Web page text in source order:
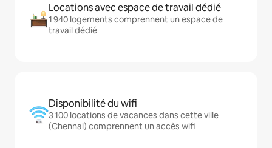
Locations avec espace de travail dédié
1 940 logements comprennent un espace de
travail dédié
Disponibilité du wifi
3 100 locations de vacances dans cette ville
(Chennai) comprennent un accès wifi